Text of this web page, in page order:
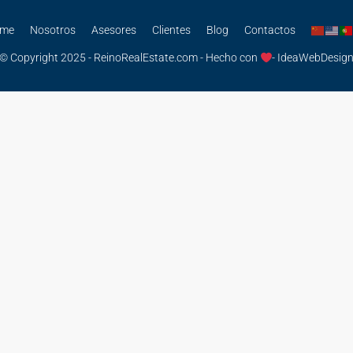
Nosotros Asesores Clientes Blog Contactos
Copyright 2025 - ReinoRealEstate.com - Hecho con -